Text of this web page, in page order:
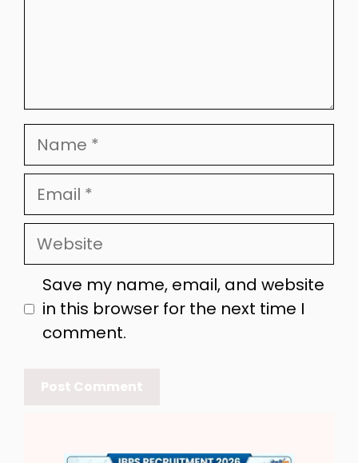
Name
Email
Website
Save my name, email, and website
in this browser for the next time I
comment.